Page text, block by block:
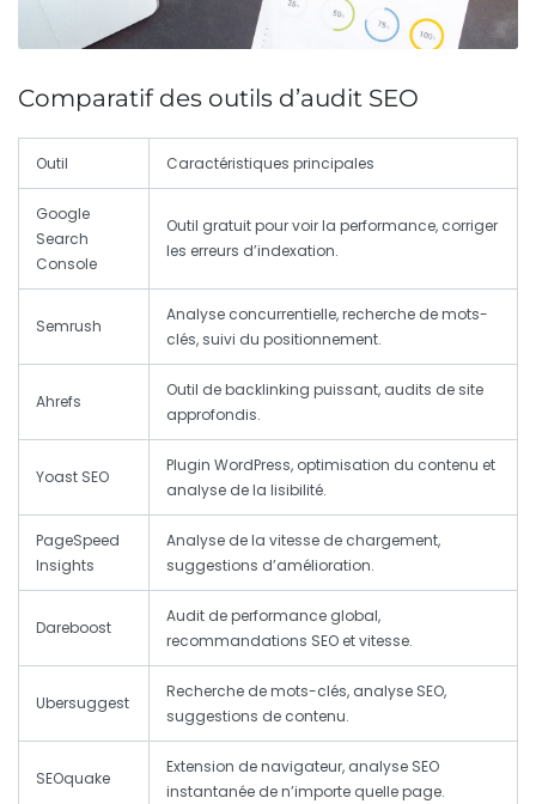
Comparatif des outils d’audit SEO
Outil Caractéristiques principales
Google
Search
Console
Outil gratuit pour voir la performance, corriger
les erreurs d’indexation.
Semrush
Analyse concurrentielle, recherche de mots-
clés, suivi du positionnement.
Ahrefs
Outil de backlinking puissant, audits de site
approfondis.
Yoast SEO
Plugin WordPress, optimisation du contenu et
analyse de la lisibilité.
PageSpeed
Insights
Analyse de la vitesse de chargement,
suggestions d’amélioration.
Dareboost
Audit de performance global,
recommandations SEO et vitesse.
Ubersuggest
Recherche de mots-clés, analyse SEO,
suggestions de contenu.
SEOquake
Extension de navigateur, analyse SEO
instantanée de n’importe quelle page.